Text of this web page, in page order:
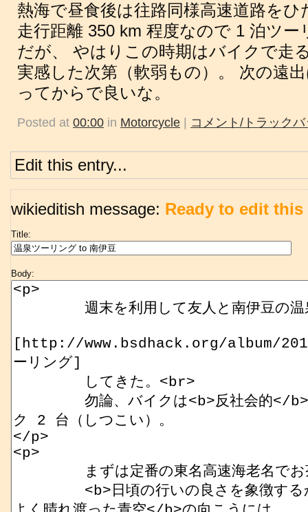
熱海で昼食後は往路同様高速道路を
走行距離 350 km 程度なので 1 泊ツ
だが、 やはりこの時期はバイクで走
実感した次第（軟弱もの）。 次の遠
ってからで良いな。
Posted at 00:00 in Motorcycle | コメント/トラック
Edit this entry...
wikieditish message: Ready to edit this
Title:
Body: